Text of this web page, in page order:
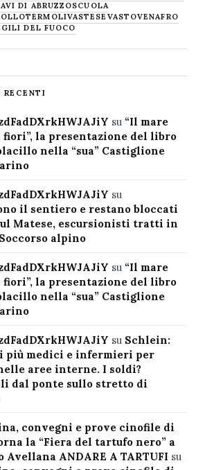
DI ABRUZZOSCUOLA
TERMOLIVASTESE VASTOVENAFRO
DEL FUOCO
RECENTI
su “Il mare
fiori”, la presentazione del libro
nella “sua” Castiglione
su
il sentiero e restano bloccati
Matese, escursionisti tratti in
alpino
su “Il mare
fiori”, la presentazione del libro
nella “sua” Castiglione
su Schlein:
più medici e infermieri per
aree interne. I soldi?
dal ponte sullo stretto di
convegni e prove cinofile di
la “Fiera del tartufo nero” a
Avellana ANDARE A TARTUFI su